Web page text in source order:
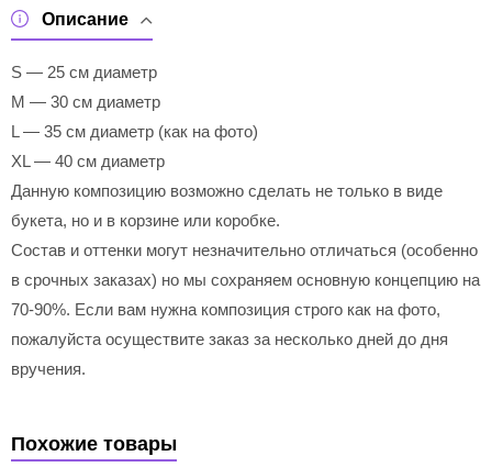
Описание
S — 25 см диаметр
M — 30 см диаметр
L — 35 см диаметр (как на фото)
XL — 40 см диаметр
Данную композицию возможно сделать не только в виде
букета, но и в корзине или коробке.
Состав и оттенки могут незначительно отличаться (особенно
в срочных заказах) но мы сохраняем основную концепцию на
70-90%. Если вам нужна композиция строго как на фото,
пожалуйста осуществите заказ за несколько дней до дня
вручения.
Похожие товары